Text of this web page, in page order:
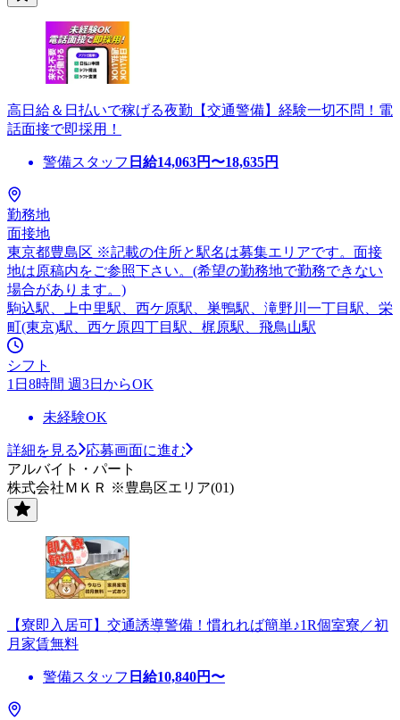
高日給＆日払いで稼げる夜勤【交通警備】経験一切不問！電
話面接で即採用！
警備スタッフ 日給14,063円〜18,635円
勤務地
面接地
東京都豊島区 ※記載の住所と駅名は募集エリアです。面接
地は原稿内をご参照下さい。(希望の勤務地で勤務できない
場合があります。)
駒込駅、上中里駅、西ケ原駅、巣鴨駅、滝野川一丁目駅、栄
町(東京)駅、西ケ原四丁目駅、梶原駅、飛鳥山駅
シフト
1日8時間 週3日からOK
未経験OK
詳細を見る
応募画面に進む
アルバイト・パート
株式会社ＭＫＲ ※豊島区エリア(01)
【寮即入居可】交通誘導警備！慣れれば簡単♪1R個室寮／初
月家賃無料
警備スタッフ 日給10,840円〜